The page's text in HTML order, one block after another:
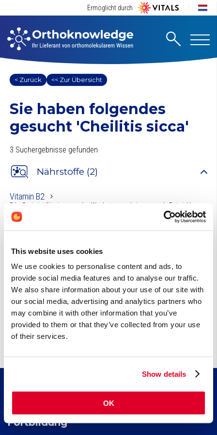
This website uses cookies
We use cookies to personalise content and ads, to
provide social media features and to analyse our traffic.
We also share information about your use of our site with
our social media, advertising and analytics partners who
may combine it with other information that you’ve
provided to them or that they’ve collected from your use
of their services.
Show details
OK
Ermöglicht durch
< Zurück << Zur Übersicht
Sie haben folgendes
gesucht 'Cheilitis sicca'
3 Suchergebnisse gefunden
Nährstoffe (2)
Vitamin B2
Riboflavin ist für ein normales Wachstum und eine normale Entwicklung,
die Fruchtbarkeit, die physische Leistungsfähigkeit und das Wohlbefinden
unverzichtbar.
enzymatischen Reaktionen im Körper beteiligt ist, insbesondere am
Neurotransmittern.
Andere (0)
Cheilitis sicca
Wissen
Artikel
Nährstoffindex
Fortbildung